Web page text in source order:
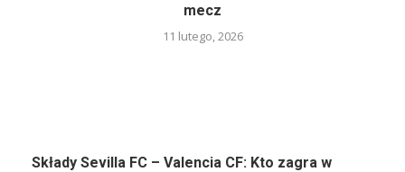
mecz
11 lutego, 2026
Składy Sevilla FC – Valencia CF: Kto zagra w